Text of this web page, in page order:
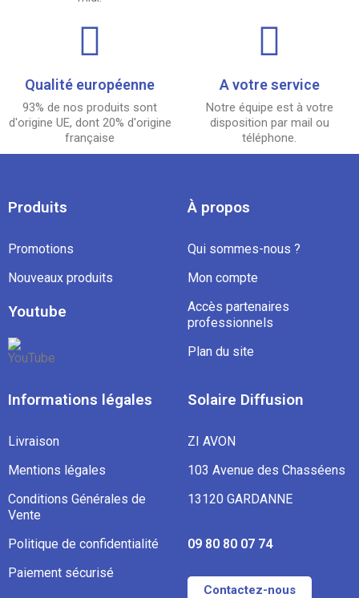
Qualité européenne
93% de nos produits sont
d'origine UE, dont 20% d'origine
française
A votre service
Notre équipe est à votre
disposition par mail ou
téléphone.
Produits
Promotions
Nouveaux produits
Youtube
À propos
Qui sommes-nous ?
Mon compte
Accès partenaires
professionnels
Plan du site
Informations légales
Livraison
Mentions légales
Conditions Générales de
Vente
Politique de confidentialité
Paiement sécurisé
Solaire Diffusion
ZI AVON
103 Avenue des Chasséens
13120 GARDANNE
09 80 80 07 74
Contactez-nous